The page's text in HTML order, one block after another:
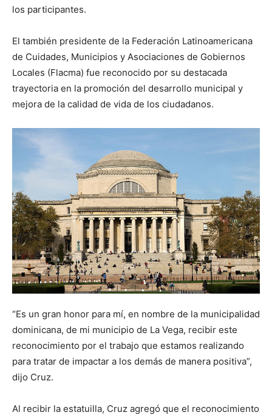
los participantes.
El también presidente de la Federación Latinoamericana
de Cuidades, Municipios y Asociaciones de Gobiernos
Locales (Flacma) fue reconocido por su destacada
trayectoria en la promoción del desarrollo municipal y
mejora de la calidad de vida de los ciudadanos.
“Es un gran honor para mí, en nombre de la municipalidad
dominicana, de mi municipio de La Vega, recibir este
reconocimiento por el trabajo que estamos realizando
para tratar de impactar a los demás de manera positiva”,
dijo Cruz.
Al recibir la estatuilla, Cruz agregó que el reconocimiento